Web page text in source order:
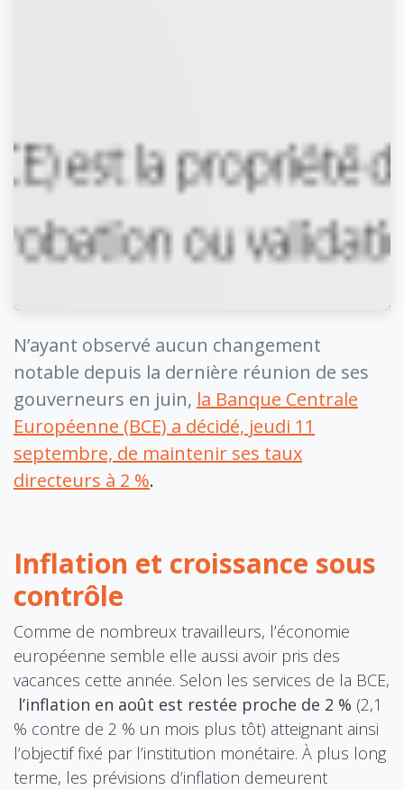
N’ayant observé aucun changement
notable depuis la dernière réunion de ses
gouverneurs en juin, la Banque Centrale
Européenne (BCE) a décidé, jeudi 11
septembre, de maintenir ses taux
directeurs à 2 %.
Inflation et croissance sous
contrôle
Comme de nombreux travailleurs, l’économie
européenne semble elle aussi avoir pris des
vacances cette année. Selon les services de la BCE,
l’inflation en août est restée proche de 2 % (2,1
% contre de 2 % un mois plus tôt) atteignant ainsi
l’objectif fixé par l’institution monétaire. À plus long
terme, les prévisions d’inflation demeurent